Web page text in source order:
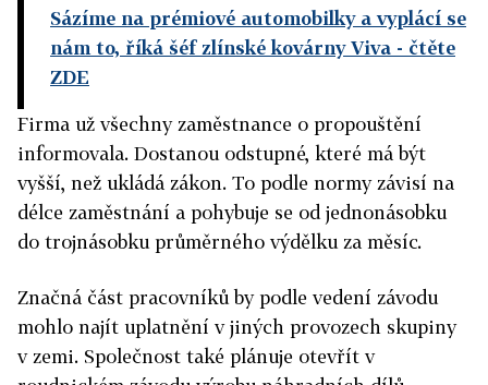
Sázíme na prémiové automobilky a vyplácí se
nám to, říká šéf zlínské kovárny Viva - čtěte
ZDE
Firma už všechny zaměstnance o propouštění
informovala. Dostanou odstupné, které má být
vyšší, než ukládá zákon. To podle normy závisí na
délce zaměstnání a pohybuje se od jednonásobku
do trojnásobku průměrného výdělku za měsíc.
Značná část pracovníků by podle vedení závodu
mohlo najít uplatnění v jiných provozech skupiny
v zemi. Společnost také plánuje otevřít v